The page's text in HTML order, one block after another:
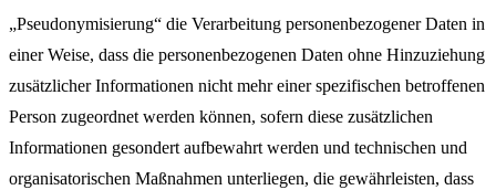
„Pseudonymisierung“ die Verarbeitung personenbezogener Daten in
einer Weise, dass die personenbezogenen Daten ohne Hinzuziehung
zusätzlicher Informationen nicht mehr einer spezifischen betroffenen
Person zugeordnet werden können, sofern diese zusätzlichen
Informationen gesondert aufbewahrt werden und technischen und
organisatorischen Maßnahmen unterliegen, die gewährleisten, dass